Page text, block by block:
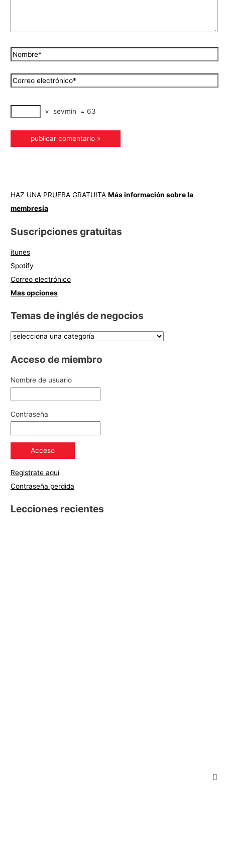
× sevmin = 63
HAZ UNA PRUEBA GRATUITA Más información sobre la
membresía
Suscripciones gratuitas
itunes
Spotify
Correo electrónico
Mas opciones
Temas de inglés de negocios
Acceso de miembro
Nombre de usuario
Contraseña
Registrate aquí
Contraseña perdida
Lecciones recientes